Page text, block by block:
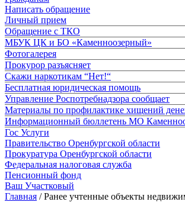
Написать обращение
Личный прием
Обращение с ТКО
МБУК ЦК и БО «Каменноозерный»
Фотогалерея
Прокурор разъясняет
Скажи наркотикам “Нет!“
Бесплатная юридическая помощь
Управление Роспотребнадзора сообщает
Материалы по профилактике хищений
Информационный бюллетень МО
Гос Услуги
Правительство Оренбургской области
Прокуратура Оренбургской области
Федеральная налоговая служба
Пенсионный фонд
Ваш Участковый
Главная /Ранее учтенные объекты